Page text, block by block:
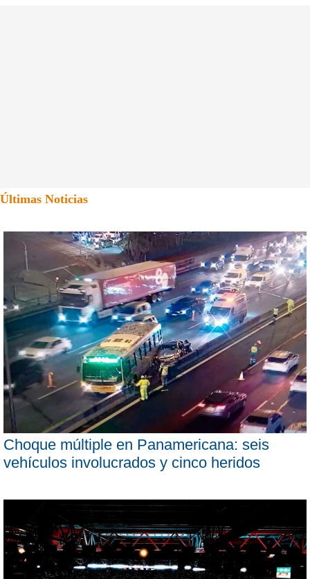
Últimas Noticias
Choque múltiple en Panamericana: seis
vehículos involucrados y cinco heridos